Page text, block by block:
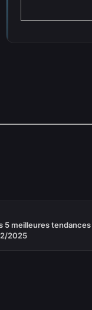
5 meilleures tendances
2025